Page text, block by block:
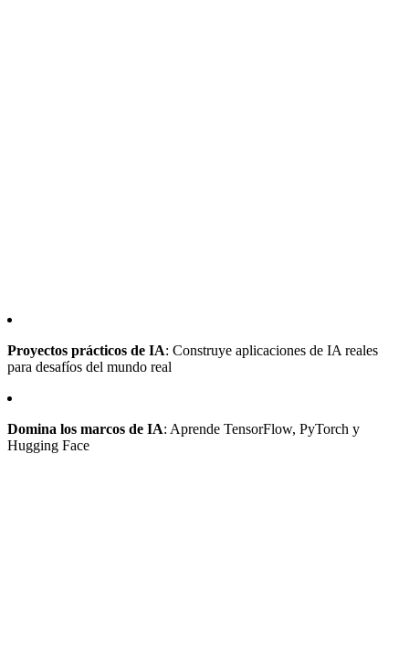
Proyectos prácticos de IA: Construye aplicaciones de IA reales
para desafíos del mundo real
Domina los marcos de IA: Aprende TensorFlow, PyTorch y
Hugging Face